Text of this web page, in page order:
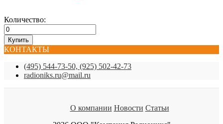
Количество:
КОНТАКТЫ
(495) 544-73-50, (925) 502-42-73
radioniks.ru@mail.ru
О компании Новости Статьи